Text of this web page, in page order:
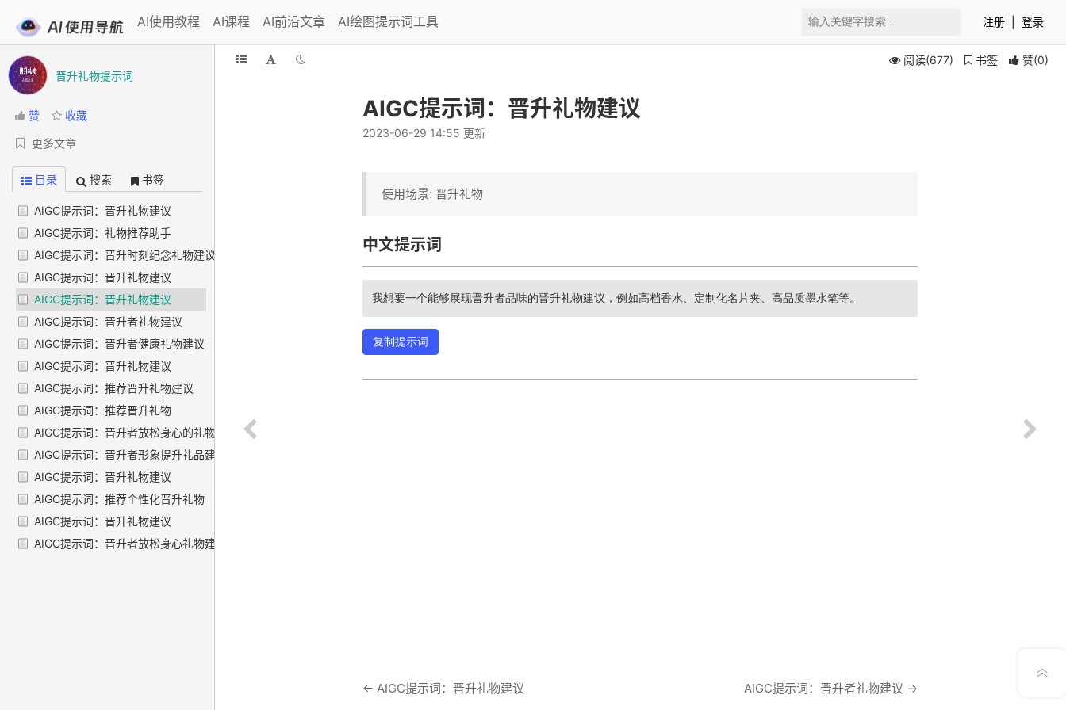
AI使用教程 AI课程 AI前沿文章 AI绘图提示词工具 注册 登录
晋升礼物提示词
赞 收藏
更多文章
目录 搜索 书签
AIGC提示词：晋升礼物建议
AIGC提示词：礼物推荐助手
AIGC提示词：晋升时刻纪念礼物建议
AIGC提示词：晋升礼物建议
AIGC提示词：晋升礼物建议
AIGC提示词：晋升者礼物建议
AIGC提示词：晋升者健康礼物建议
AIGC提示词：晋升礼物建议
AIGC提示词：推荐晋升礼物建议
AIGC提示词：推荐晋升礼物
AIGC提示词：晋升者放松身心的礼物建议
AIGC提示词：晋升者形象提升礼品建议
AIGC提示词：晋升礼物建议
AIGC提示词：推荐个性化晋升礼物
AIGC提示词：晋升礼物建议
AIGC提示词：晋升者放松身心礼物建议
阅读(677) 书签 赞(0)
AIGC提示词：晋升礼物建议
2023-06-29 14:55 更新
使用场景: 晋升礼物
中文提示词
我想要一个能够展现晋升者品味的晋升礼物建议，例如高档香水、定制化名片夹、高品质墨水笔等。
复制提示词
← AIGC提示词：晋升礼物建议 AIGC提示词：晋升者礼物建议 →